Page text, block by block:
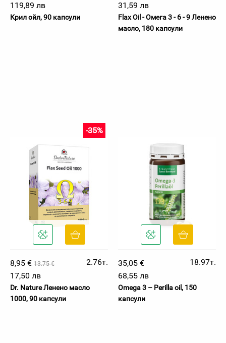
119,89 лв
Крил ойл, 90 капсули
31,59 лв
Flax Oil - Омега 3 - 6 - 9 Ленено
масло, 180 капсули
8,95 € 13.75 €
-35%
2.76т.
17,50 лв
Dr. Nature Ленено масло
1000, 90 капсули
35,05 €
18.97т.
68,55 лв
Omega 3 – Perilla oil, 150
капсули